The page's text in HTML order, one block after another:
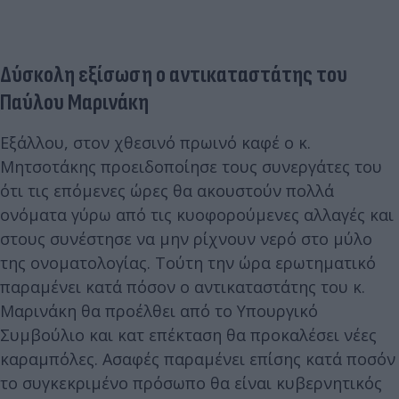
Δύσκολη εξίσωση ο αντικαταστάτης του
Παύλου Μαρινάκη
Εξάλλου, στον χθεσινό πρωινό καφέ ο κ.
Μητσοτάκης προειδοποίησε τους συνεργάτες του
ότι τις επόμενες ώρες θα ακουστούν πολλά
ονόματα γύρω από τις κυοφορούμενες αλλαγές και
στους συνέστησε να μην ρίχνουν νερό στο μύλο
της ονοματολογίας. Τούτη την ώρα ερωτηματικό
παραμένει κατά πόσον ο αντικαταστάτης του κ.
Μαρινάκη θα προέλθει από το Υπουργικό
Συμβούλιο και κατ επέκταση θα προκαλέσει νέες
καραμπόλες. Ασαφές παραμένει επίσης κατά ποσόν
το συγκεκριμένο πρόσωπο θα είναι κυβερνητικός